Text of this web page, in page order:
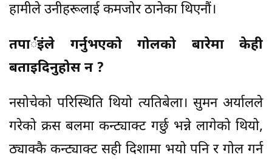
हामीले उनीहरूलाई कमजोर ठानेका थिएनौं।
तपार्इंले गर्नुभएको गोलको बारेमा केही
बताइदिनुहोस न ?
नसोचेको परिस्थिति थियो त्यतिबेला। सुमन अर्यालले
गरेको क्रस बलमा कन्ट्याक्ट गर्छु भन्ने लागेको थियो,
ठ्याक्कै कन्ट्याक्ट सही दिशामा भयो पनि र गोल गर्न